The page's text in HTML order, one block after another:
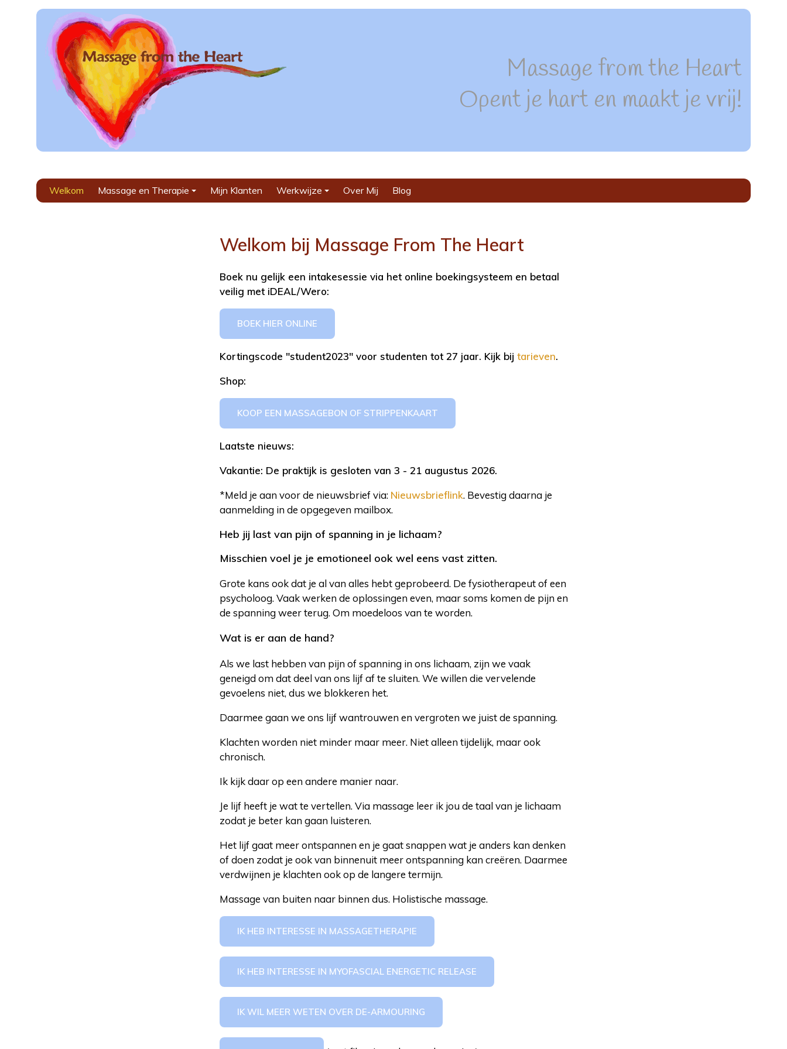
Massage from the Heart
Opent je hart en maakt je vrij!
Welkom
+
Massage en Therapie Mijn Klanten
+
Werkwijze Over Mij Blog
Welkom bij Massage From The Heart
Boek nu gelijk een intakesessie via het online boekingsysteem en betaal
veilig met iDEAL/Wero:
BOEK HIER ONLINE
Kortingscode "student2023" voor studenten tot 27 jaar. Kijk bij tarieven.
Shop:
KOOP EEN MASSAGEBON OF STRIPPENKAART
Laatste nieuws:
Vakantie: De praktijk is gesloten van 3 - 21 augustus 2026.
*Meld je aan voor de nieuwsbrief via: Nieuwsbrieflink. Bevestig daarna je
aanmelding in de opgegeven mailbox.
Heb jij last van pijn of spanning in je lichaam?
Misschien voel je je emotioneel ook wel eens vast zitten.
Grote kans ook dat je al van alles hebt geprobeerd. De fysiotherapeut of een
psycholoog. Vaak werken de oplossingen even, maar soms komen de pijn en
de spanning weer terug. Om moedeloos van te worden.
Wat is er aan de hand?
Als we last hebben van pijn of spanning in ons lichaam, zijn we vaak
geneigd om dat deel van ons lijf af te sluiten. We willen die vervelende
gevoelens niet, dus we blokkeren het.
Daarmee gaan we ons lijf wantrouwen en vergroten we juist de spanning.
Klachten worden niet minder maar meer. Niet alleen tijdelijk, maar ook
chronisch.
Ik kijk daar op een andere manier naar.
Je lijf heeft je wat te vertellen. Via massage leer ik jou de taal van je lichaam
zodat je beter kan gaan luisteren.
Het lijf gaat meer ontspannen en je gaat snappen wat je anders kan denken
of doen zodat je ook van binnenuit meer ontspanning kan creëren. Daarmee
verdwijnen je klachten ook op de langere termijn.
Massage van buiten naar binnen dus. Holistische massage.
IK HEB INTERESSE IN MASSAGETHERAPIE
IK HEB INTERESSE IN MYOFASCIAL ENERGETIC RELEASE
IK WIL MEER WETEN OVER DE-ARMOURING